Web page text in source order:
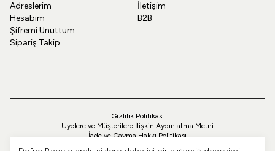
Adreslerim
Hesabım
Şifremi Unuttum
Sipariş Takip
İletişim
B2B
Gizlilik Politikası
Üyelere ve Müşterilere İlişkin Aydınlatma Metni
İade ve Cayma Hakkı Politikası